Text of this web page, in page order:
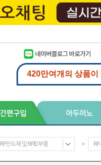
RF반도체 및 RFID부품 >